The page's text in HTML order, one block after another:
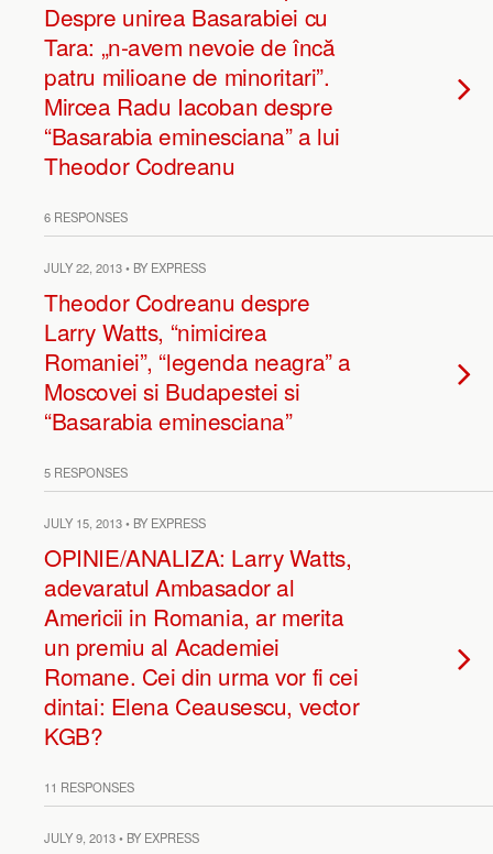
Despre unirea Basarabiei cu
Tara: „n-avem nevoie de încă
patru milioane de minoritari”.
Mircea Radu Iacoban despre
“Basarabia eminesciana” a lui
Theodor Codreanu
6 RESPONSES
JULY 22, 2013 • BY EXPRESS
Theodor Codreanu despre
Larry Watts, “nimicirea
Romaniei”, “legenda neagra” a
Moscovei si Budapestei si
“Basarabia eminesciana”
5 RESPONSES
JULY 15, 2013 • BY EXPRESS
OPINIE/ANALIZA: Larry Watts,
adevaratul Ambasador al
Americii in Romania, ar merita
un premiu al Academiei
Romane. Cei din urma vor fi cei
dintai: Elena Ceausescu, vector
KGB?
11 RESPONSES
JULY 9, 2013 • BY EXPRESS